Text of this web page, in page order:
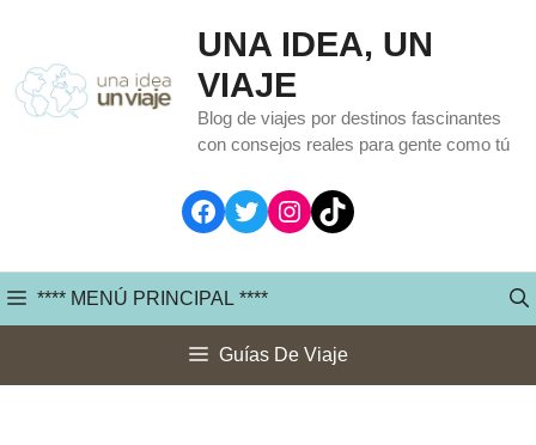
contenido
UNA IDEA, UN
VIAJE
Blog de viajes por destinos fascinantes
con consejos reales para gente como tú
Facebook
TwitterInstagram
TikTok
**** MENÚ PRINCIPAL ****
Guías De Viaje